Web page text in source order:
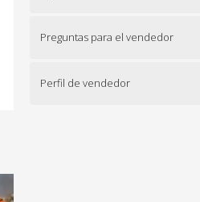
Preguntas para el vendedor
Perfil de vendedor